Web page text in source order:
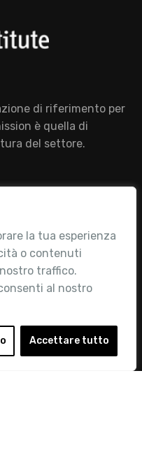
la tua esperienza
o contenuti
traffico.
al nostro
Accettare tutto
di riferimento per
è quella di
del settore.